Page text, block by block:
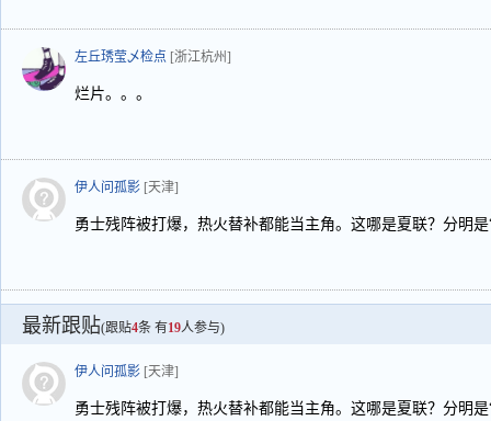
左丘琇莹乄检点 [浙江杭州]
烂片。。。
伊人问孤影 [天津]
勇士残阵被打爆，热火替补都能当主角。这哪是夏联？分明
最新跟贴(跟贴4条 有19人参与)
伊人问孤影 [天津]
勇士残阵被打爆，热火替补都能当主角。这哪是夏联？分明